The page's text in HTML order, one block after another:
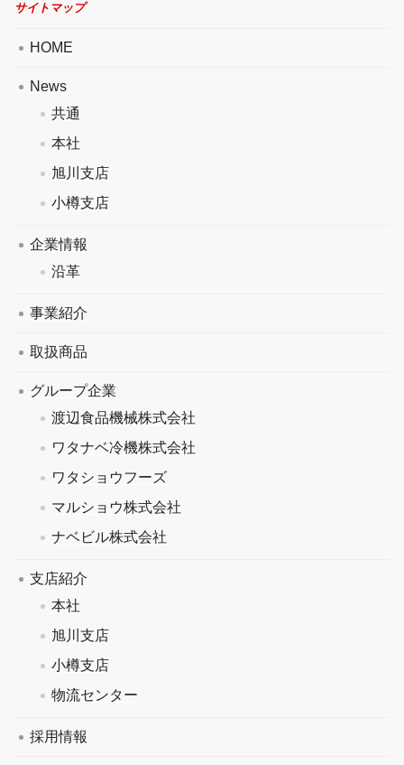
サイトマップ
HOME
News
共通
本社
旭川支店
小樽支店
企業情報
沿革
事業紹介
取扱商品
グループ企業
渡辺食品機械株式会社
ワタナベ冷機株式会社
ワタショウフーズ
マルショウ株式会社
ナベビル株式会社
支店紹介
本社
旭川支店
小樽支店
物流センター
採用情報